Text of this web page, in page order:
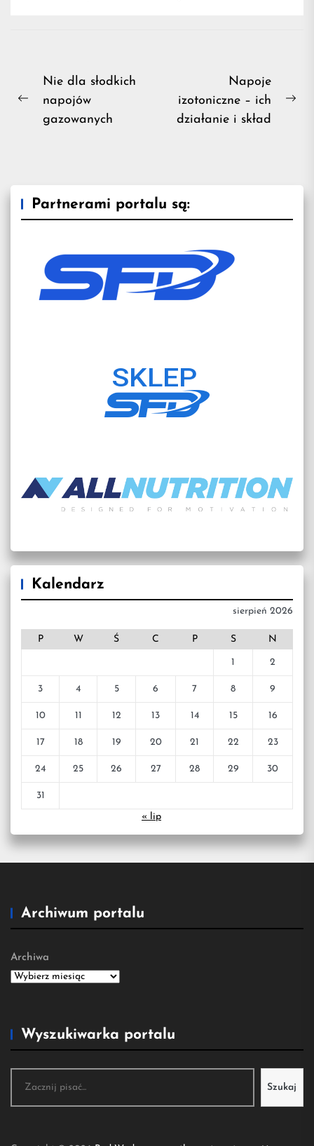
Nawigacja
wpisu
Previous
Nie dla słodkich
napojów
gazowanych
Napoje
izotoniczne – ich
działanie i skład
Partnerami portalu są:
Kalendarz
sierpień 2026
P W Ś C P S N
1 2
3 4 5 6 7 8 9
10 11 12 13 14 15 16
17 18 19 20 21 22 23
24 25 26 27 28 29 30
31
« lip
Archiwum portalu
Archiwa
Wyszukiwarka portalu
Szukaj